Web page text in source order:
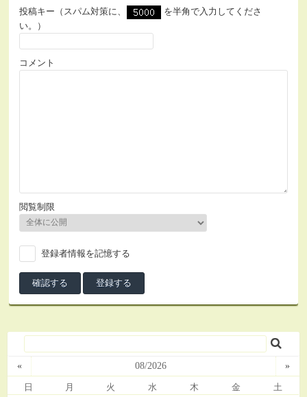
投稿キー（スパム対策に、
を半角で入力してくださ
い。）
コメント
閲覧制限
登録者情報を記憶する
« 08/2026 »
日 月 火 水 木 金 土